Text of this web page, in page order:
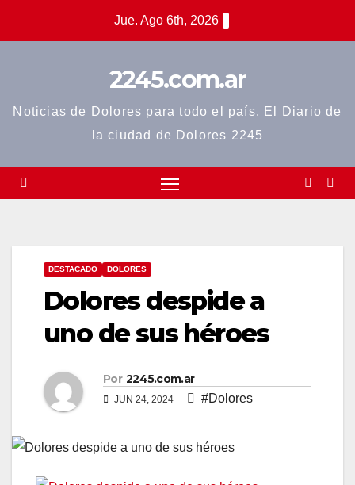
Jue. Ago 6th, 2026
2245.com.ar
Noticias de Dolores para todo el país. El Diario de
la ciudad de Dolores 2245
DESTACADO DOLORES
Dolores despide a
uno de sus héroes
Por 2245.com.ar
JUN 24, 2024 #Dolores